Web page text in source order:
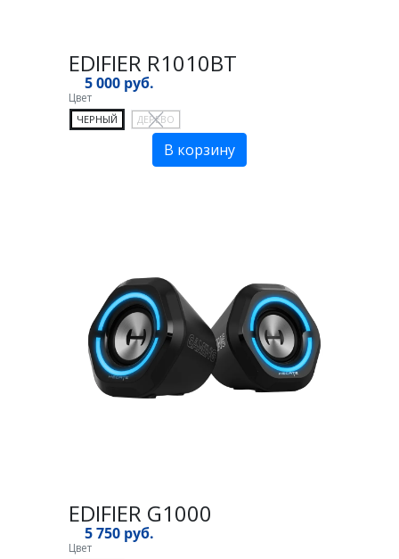
EDIFIER R1010BT
5 000 руб.
Цвет
ЧЕРНЫЙ ДЕРЕВО
В корзину
EDIFIER G1000
5 750 руб.
Цвет